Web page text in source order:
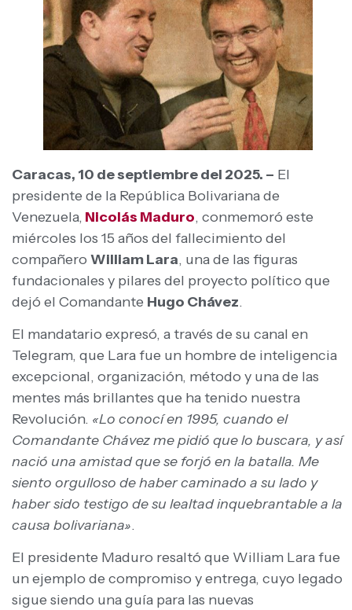
Caracas, 10 de septiembre del 2025. – El
presidente de la República Bolivariana de
Venezuela, Nicolás Maduro, conmemoró este
miércoles los 15 años del fallecimiento del
compañero William Lara, una de las figuras
fundacionales y pilares del proyecto político que
dejó el Comandante Hugo Chávez.
El mandatario expresó, a través de su canal en
Telegram, que Lara fue un hombre de inteligencia
excepcional, organización, método y una de las
mentes más brillantes que ha tenido nuestra
Revolución. «Lo conocí en 1995, cuando el
Comandante Chávez me pidió que lo buscara, y así
nació una amistad que se forjó en la batalla. Me
siento orgulloso de haber caminado a su lado y
haber sido testigo de su lealtad inquebrantable a la
causa bolivariana».
El presidente Maduro resaltó que William Lara fue
un ejemplo de compromiso y entrega, cuyo legado
sigue siendo una guía para las nuevas